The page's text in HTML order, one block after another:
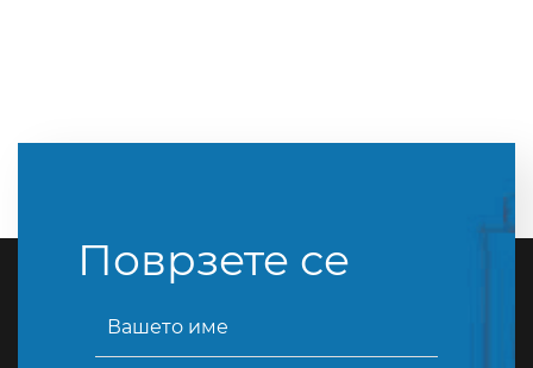
Поврзете се